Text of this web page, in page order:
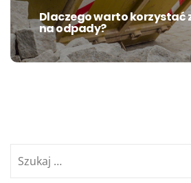
Next
post:
Dlaczego warto korzystać
na odpady?